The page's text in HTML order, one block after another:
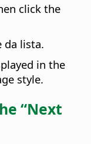
click the
da lista.
in the
style.
“Next